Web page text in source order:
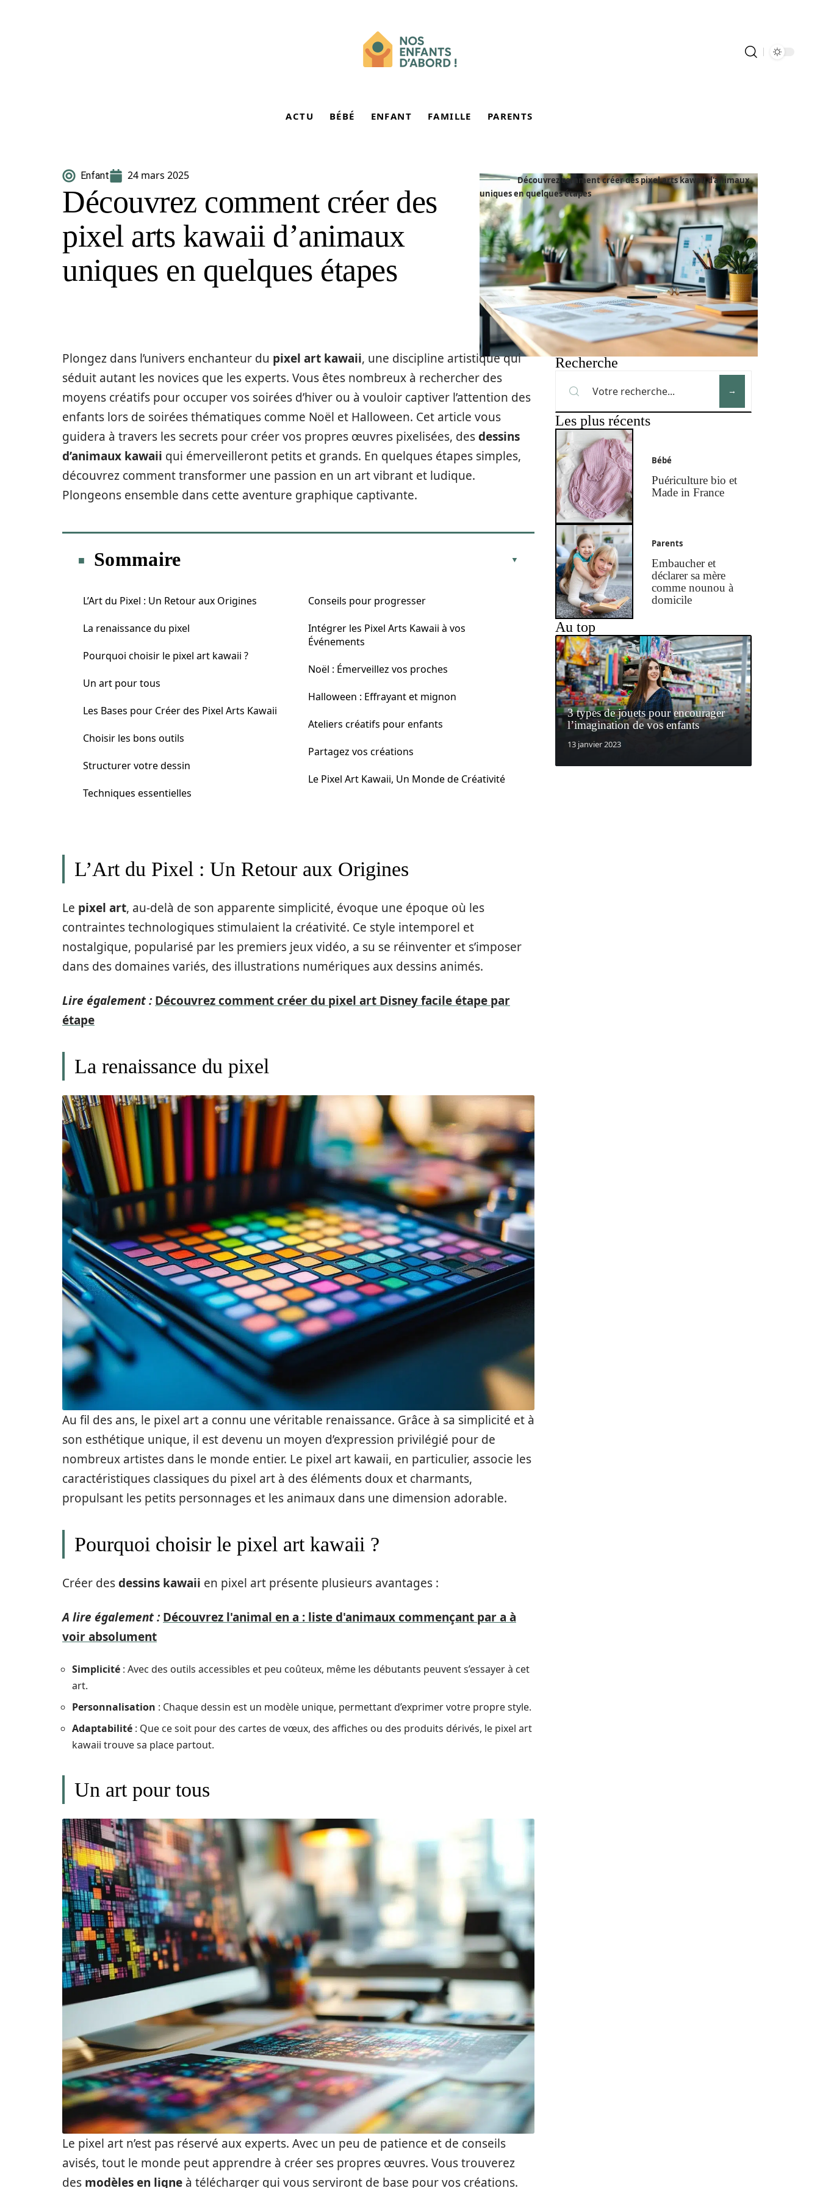
ACTU BÉBÉ ENFANT FAMILLE PARENTS
Enfant 24 mars 2025
Découvrez comment créer des
pixel arts kawaii d’animaux
uniques en quelques étapes
Découvrez comment créer des pixel arts kawaii d'animaux
uniques en quelques étapes
Plongez dans l’univers enchanteur du pixel art kawaii, une discipline artistique qui
séduit autant les novices que les experts. Vous êtes nombreux à rechercher des
moyens créatifs pour occuper vos soirées d’hiver ou à vouloir captiver l’attention des
enfants lors de soirées thématiques comme Noël et Halloween. Cet article vous
guidera à travers les secrets pour créer vos propres œuvres pixelisées, desdessins
d’animaux kawaii qui émerveilleront petits et grands. En quelques étapes simples,
découvrez comment transformer une passion en un art vibrant et ludique.
Plongeons ensemble dans cette aventure graphique captivante.
Sommaire
L’Art du Pixel : Un Retour aux Origines
La renaissance du pixel
Pourquoi choisir le pixel art kawaii ?
Un art pour tous
Les Bases pour Créer des Pixel Arts Kawaii
Choisir les bons outils
Structurer votre dessin
Techniques essentielles
Conseils pour progresser
Intégrer les Pixel Arts Kawaii à vos
Événements
Noël : Émerveillez vos proches
Halloween : Effrayant et mignon
Ateliers créatifs pour enfants
Partagez vos créations
Le Pixel Art Kawaii, Un Monde de Créativité
L’Art du Pixel : Un Retour aux Origines
Le pixel art, au-delà de son apparente simplicité, évoque une époque où les
contraintes technologiques stimulaient la créativité. Ce style intemporel et
nostalgique, popularisé par les premiers jeux vidéo, a su se réinventer et s’imposer
dans des domaines variés, des illustrations numériques aux dessins animés.
Lire également : Découvrez comment créer du pixel art Disney facile étape par
étape
La renaissance du pixel
Au fil des ans, le pixel art a connu une véritable renaissance. Grâce à sa simplicité et à
son esthétique unique, il est devenu un moyen d’expression privilégié pour de
nombreux artistes dans le monde entier. Le pixel art kawaii, en particulier, associe les
caractéristiques classiques du pixel art à des éléments doux et charmants,
propulsant les petits personnages et les animaux dans une dimension adorable.
Pourquoi choisir le pixel art kawaii ?
Créer desdessins kawaii en pixel art présente plusieurs avantages :
A lire également : Découvrez l'animal en a : liste d'animaux commençant par a à
voir absolument
Simplicité : Avec des outils accessibles et peu coûteux, même les débutants peuvent s’essayer à cet
art.
Personnalisation : Chaque dessin est un modèle unique, permettant d’exprimer votre propre style.
Adaptabilité : Que ce soit pour des cartes de vœux, des affiches ou des produits dérivés, le pixel art
kawaii trouve sa place partout.
Un art pour tous
Le pixel art n’est pas réservé aux experts. Avec un peu de patience et de conseils
avisés, tout le monde peut apprendre à créer ses propres œuvres. Vous trouverez
des modèles en ligne à télécharger qui vous serviront de base pour vos créations.
Recherche
Les plus récents
Bébé
Puériculture bio et
Made in France
Parents
Embaucher et
déclarer sa mère
comme nounou à
domicile
Au top
3 types de jouets pour encourager
l’imagination de vos enfants
13 janvier 2023